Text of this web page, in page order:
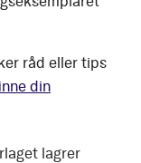
råd eller tips
din
lagrer